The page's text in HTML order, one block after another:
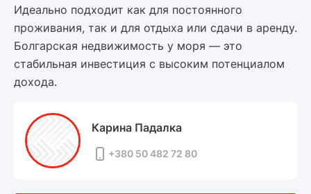
Идеально подходит как для постоянного
проживания, так и для отдыха или сдачи в аренду.
Болгарская недвижимость у моря — это
стабильная инвестиция с высоким потенциалом
дохода.
Карина Падалка
+380 50 482 72 80